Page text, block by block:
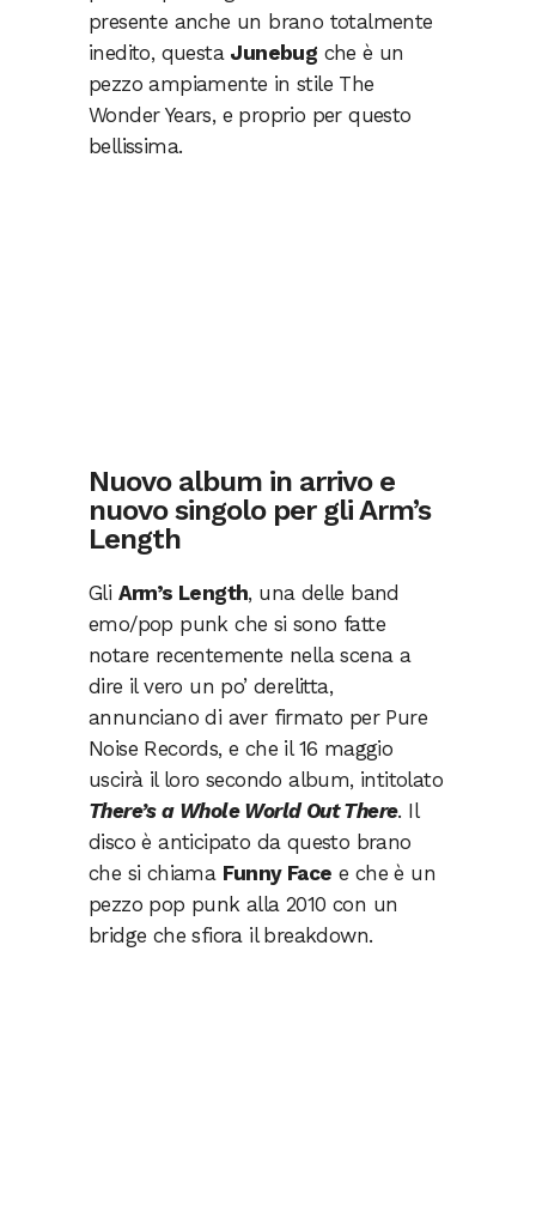
presente anche un brano totalmente
inedito, questa Junebug che è un
pezzo ampiamente in stile The
Wonder Years, e proprio per questo
bellissima.
Nuovo album in arrivo e
nuovo singolo per gli Arm’s
Length
Gli Arm’s Length, una delle band
emo/pop punk che si sono fatte
notare recentemente nella scena a
dire il vero un po’ derelitta,
annunciano di aver firmato per Pure
Noise Records, e che il 16 maggio
uscirà il loro secondo album, intitolato
There’s a Whole World Out There. Il
disco è anticipato da questo brano
che si chiama Funny Face e che è un
pezzo pop punk alla 2010 con un
bridge che sfiora il breakdown.